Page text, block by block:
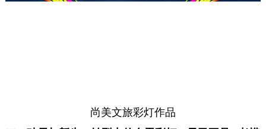
尚美文旅彩灯作品